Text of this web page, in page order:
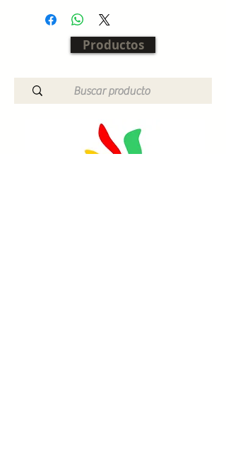
Productos